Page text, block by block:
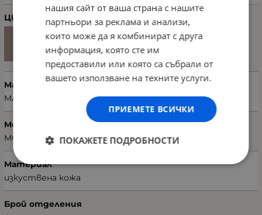
Цвят
Марка
MARIE CLAIRE
Модел чанта
MC212101133-009
Материал
изкуствена кожа
Брой отделения
нашия сайт от ваша страна с нашите
партньори за реклама и анализи,
които може да я комбинират с друга
информация, която сте им
предоставили или която са събрали от
вашето използване на техните услуги.
ПРИЕМЕТЕ ВСИЧКИ
ПОКАЖЕТЕ ПОДРОБНОСТИ